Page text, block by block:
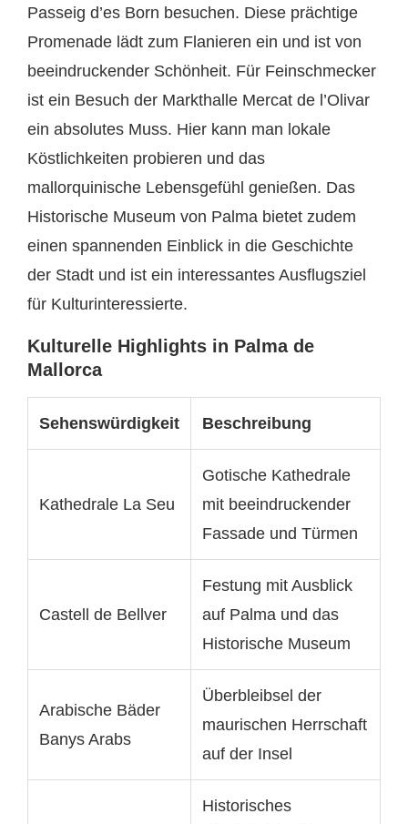
Passeig d’es Born besuchen. Diese prächtige
Promenade lädt zum Flanieren ein und ist von
beeindruckender Schönheit. Für Feinschmecker
ist ein Besuch der Markthalle Mercat de l’Olivar
ein absolutes Muss. Hier kann man lokale
Köstlichkeiten probieren und das
mallorquinische Lebensgefühl genießen. Das
Historische Museum von Palma bietet zudem
einen spannenden Einblick in die Geschichte
der Stadt und ist ein interessantes Ausflugsziel
für Kulturinteressierte.
Kulturelle Highlights in Palma de
Mallorca
Sehenswürdigkeit Beschreibung
Kathedrale La Seu
Gotische Kathedrale
mit beeindruckender
Fassade und Türmen
Castell de Bellver
Festung mit Ausblick
auf Palma und das
Historische Museum
Arabische Bäder
Banys Arabs
Überbleibsel der
maurischen Herrschaft
auf der Insel
Historisches